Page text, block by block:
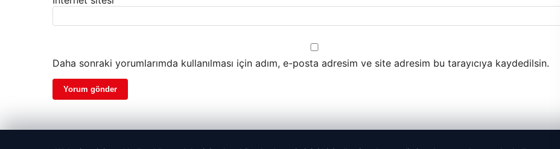
Daha sonraki yorumlarımda kullanılması için adım, e-posta adresim ve site adresim bu tarayıcıya kaydedilsin.